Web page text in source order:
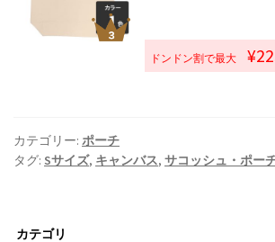
ドンドン割で最大
カテゴリー: ポーチ
タグ: Sサイズ, キャンバス, サコッシュ・ポー
カテゴリ